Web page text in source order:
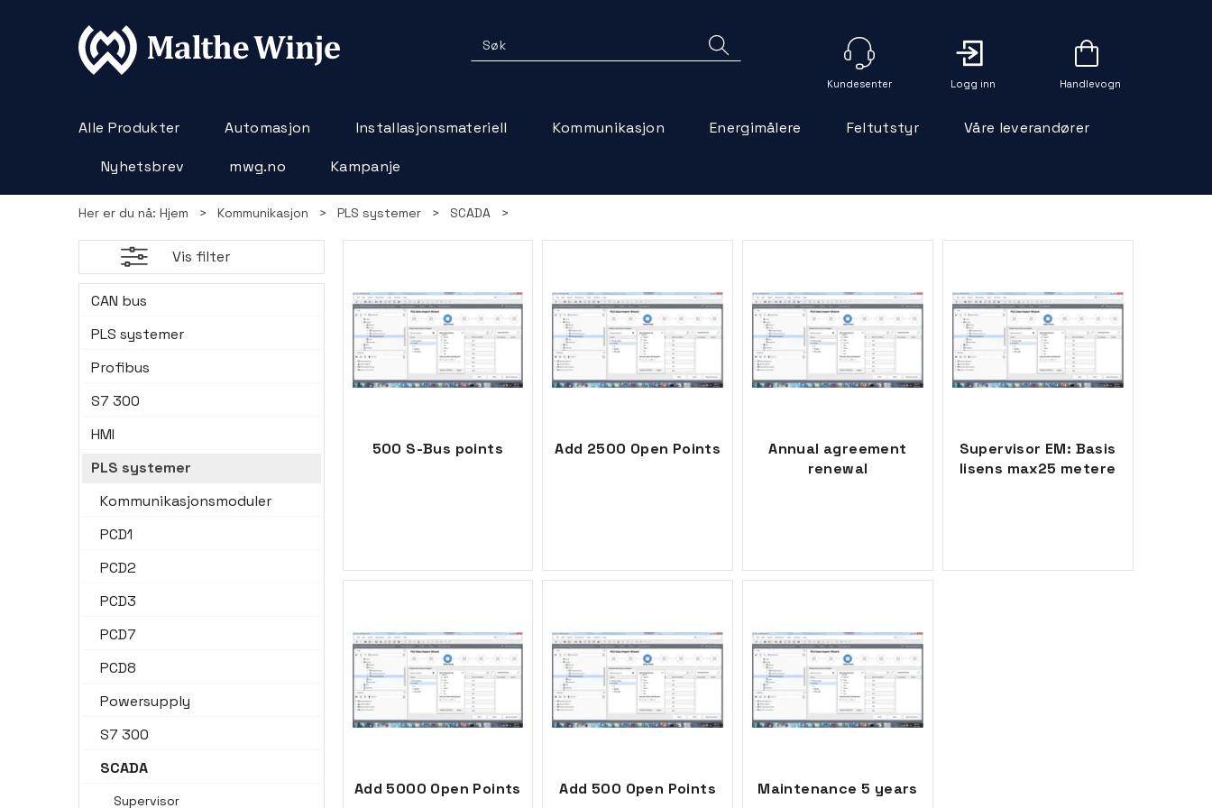
Logg inn Handlevogn
Alle Produkter Automasjon Installasjonsmateriell Kommunikasjon Energimålere Feltutstyr Våre leverandører
Nyhetsbrev mwg.no Kampanje
Her er du nå: Hjem > Kommunikasjon > PLS systemer > SCADA >
Vis filter
CAN bus
PLS systemer
Profibus
S7 300
HMI
PLS systemer
Kommunikasjonsmoduler
PCD1
PCD2
PCD3
PCD7
PCD8
Powersupply
S7 300
SCADA
Supervisor
500 S-Bus points Add 2500 Open Points
Annual agreement
renewal
Supervisor EM: Basis
lisens max25 metere
Add 5000 Open Points Add 500 Open Points Maintenance 5 years